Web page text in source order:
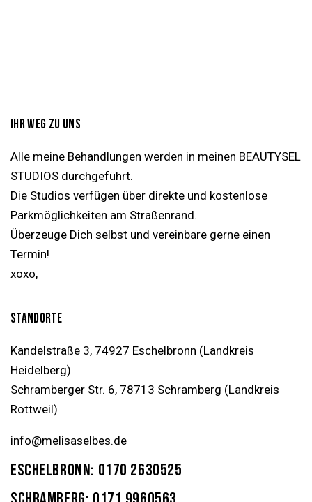
IHR WEG ZU UNS
Alle meine Behandlungen werden in meinen BEAUTYSEL
STUDIOS durchgeführt.
Die Studios verfügen über direkte und kostenlose
Parkmöglichkeiten am Straßenrand.
Überzeuge Dich selbst und vereinbare gerne einen
Termin!
xoxo,
STANDORTE
Kandelstraße 3, 74927 Eschelbronn (Landkreis
Heidelberg)
Schramberger Str. 6, 78713 Schramberg (Landkreis
Rottweil)
info@melisaselbes.de
ESCHELBRONN: 0170 2630525